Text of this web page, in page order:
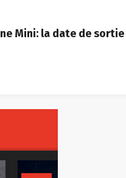
Mini: la date de